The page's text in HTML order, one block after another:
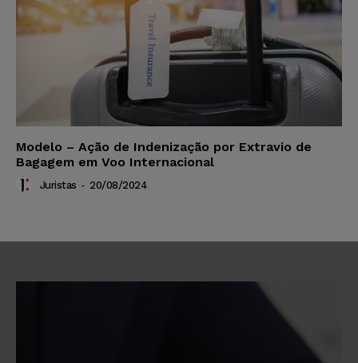
Modelo – Ação de Indenização por Extravio de
Bagagem em Voo Internacional
Juristas - 20/08/2024